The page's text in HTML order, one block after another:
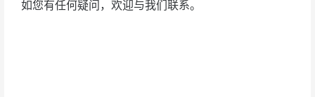
如您有任何疑问，欢迎与我们联系。